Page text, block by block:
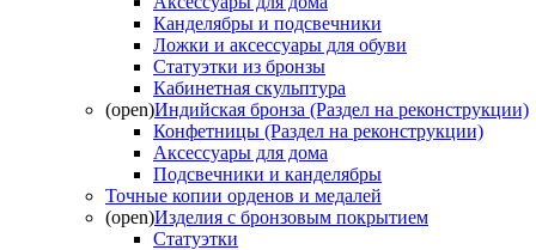
Канделябры и подсвечники
Ложки и аксессуары для обуви
Статуэтки из бронзы
Кабинетная скульптура
(open)Индийская бронза (Раздел на реконструкции)
Конфетницы (Раздел на реконструкции)
Аксессуары для дома
Подсвечники и канделябры
Точные копии орденов и медалей
(open)Изделия с бронзовым покрытием
Статуэтки